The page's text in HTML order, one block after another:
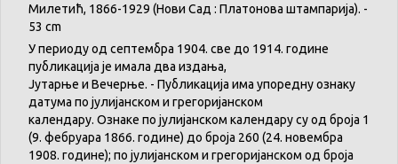
Милетић, 1866-1929 (Нови Сад : Платонова штампарија). -
53 cm
Упериодуод септембра 1904. све до 1914. године
публикација је имала два издања,
Јутарње и Вечерње. - Публикација има упореднуознаку
датума по јулијанском и грегоријанском
календару. Ознаке по јулијанском календару су од броја 1
(9. фебруара 1866. године) до броја 260 (24. новембра
1908. године); по јулијанском и грегоријанском од броја